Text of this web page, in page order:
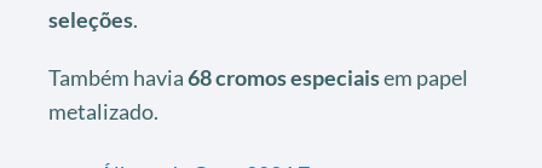
seleções.
Também havia68 cromos especiaisem papel
metalizado.